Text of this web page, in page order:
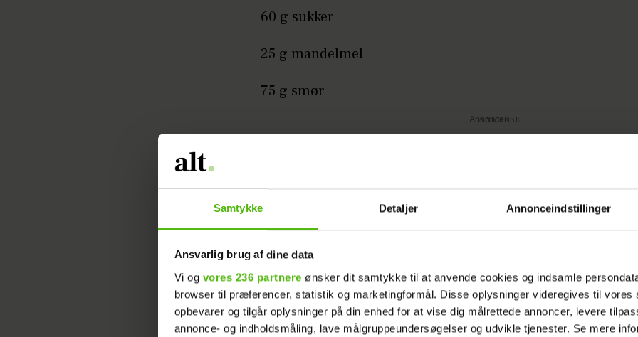
Samtykke Detaljer Annonceindstillinger
Ansvarlig brug af dine data
Vi og vores 236 partnere ønsker dit samtykke til at anvende cookies og indsamle
browser til præferencer, statistik og marketingformål. Disse oplysninger videregives til vores
opbevarer og tilgår oplysninger på din enhed for at vise dig målrettede annoncer, levere
annonce- og indholdsmåling, lave målgruppeundersøgelser og udvikle tjenester. Se mere
60 g sukker
25 g mandelmel
75 g smør
Annonce
1 lille æg
1 æg til pensling